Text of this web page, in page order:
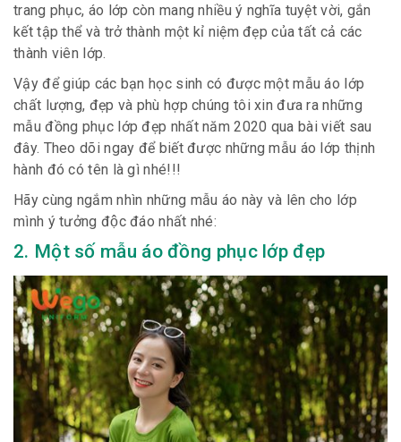
trang phục, áo lớp còn mang nhiều ý nghĩa tuyệt vời, gắn
kết tập thể và trở thành một kỉ niệm đẹp của tất cả các
thành viên lớp.
Vậy để giúp các bạn học sinh có được một mẫu áo lớp
chất lượng, đẹp và phù hợp chúng tôi xin đưa ra những
mẫu đồng phục lớp đẹp nhất năm 2020 qua bài viết sau
đây. Theo dõi ngay để biết được những mẫu áo lớp thịnh
hành đó có tên là gì nhé!!!
Hãy cùng ngắm nhìn những mẫu áo này và lên cho lớp
mình ý tưởng độc đáo nhất nhé:
2. Một số mẫu áo đồng phục lớp đẹp